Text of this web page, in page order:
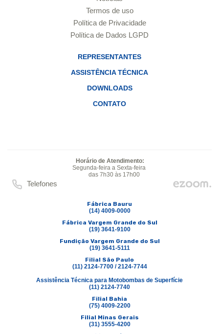
Termos de uso
Política de Privacidade
Política de Dados LGPD
REPRESENTANTES
ASSISTÊNCIA TÉCNICA
DOWNLOADS
CONTATO
Horário de Atendimento:
Segunda-feira a Sexta-feira
das 7h30 às 17h00
Telefones
Fábrica Bauru
(14) 4009-0000
Fábrica Vargem Grande do Sul
(19) 3641-9100
Fundição Vargem Grande do Sul
(19) 3641-5111
Filial São Paulo
(11) 2124-7700 / 2124-7744
Assistência Técnica para Motobombas de Superfície
(11) 2124-7740
Filial Bahia
(75) 4009-2200
Filial Minas Gerais
(31) 3555-4200